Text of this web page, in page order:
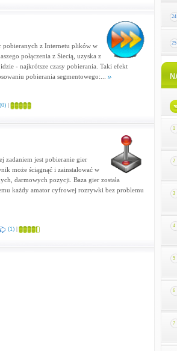
pobieranych z Internetu plików w
połączenia z Siecią, uzyska z
- najkrótsze czasy pobierania. Taki efekt
pobierania segmentowego:...
(0)|
zadaniem jest pobieranie gier
może ściągnąć i zainstalować w
darmowych pozycji. Baza gier została
każdy amator cyfrowej rozrywki bez problemu
(1)|
24
25
1
2
3
4
5
6
7